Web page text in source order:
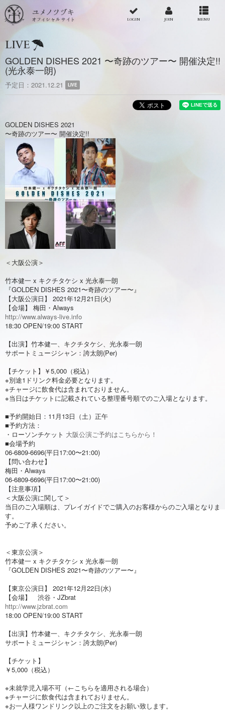
LOGIN JOIN MENU
LIVE
GOLDEN DISHES 2021 〜奇跡のツアー〜 開催決定!!
(光永泰一朗)
予定日 2021.12.21 LIVE
GOLDEN DISHES 2021
〜奇跡のツアー〜 開催決定!!
＜大阪公演＞
竹本健一 x キクチタケシ x 光永泰一朗
『GOLDEN DISHES 2021〜奇跡のツアー〜』
【大阪公演日】 2021年12月21日(火)
【会場】 梅田・Always
http://www.always-live.info
18:30 OPEN/19:00 START
【出演】竹本健一、キクチタケシ、光永泰一朗
サポートミュージシャン：誇太朗(Per)
【チケット】￥5,000（税込）
※別途1ドリンク料金必要となります。
※チャージに飲食代は含まれておりません。
※当日はチケットに記載されている整理番号順でのご入場となります。
■予約開始日：11月13日（土）正午
■予約方法：
・ローソンチケット 大阪公演ご予約はこちらから！
■会場予約
06-6809-6696(平日17:00〜21:00)
【問い合わせ】
梅田・Always
06-6809-6696(平日17:00〜21:00)
【注意事項】
＜大阪公演に関して＞
当日のご入場順は、プレイガイドでご購入のお客様からのご入場となりま
す。
予めご了承ください。
＜東京公演＞
竹本健一 x キクチタケシ x 光永泰一朗
『GOLDEN DISHES 2021〜奇跡のツアー〜』
【東京公演日】 2021年12月22日(水)
【会場】 渋谷・JZbrat
http://www.jzbrat.com
18:00 OPEN/19:00 START
【出演】竹本健一、キクチタケシ、光永泰一朗
サポートミュージシャン：誇太朗(Per)
【チケット】
￥5,000（税込）
※未就学児入場不可（←こちらを適用される場合）
※チャージに飲食代は含まれておりません。
※お一人様ワンドリンク以上のご注文をお願い致します。